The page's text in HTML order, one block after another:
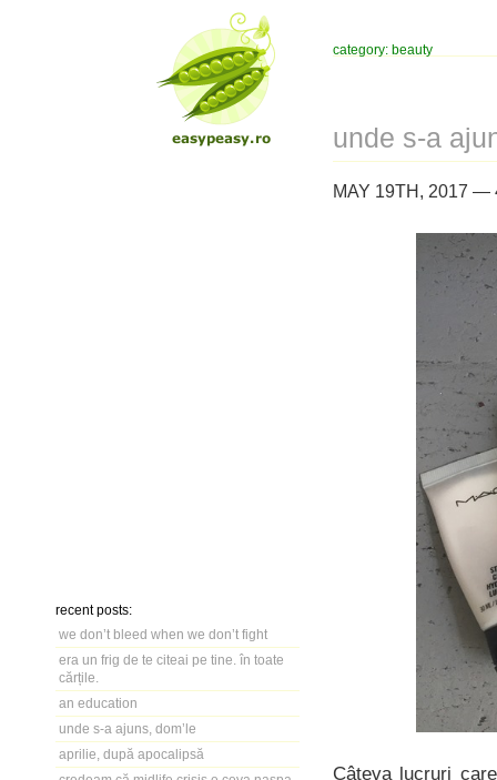
recent posts:
we don’t bleed when we don’t fight
era un frig de te citeai pe tine. în toate
cărțile.
an education
unde s-a ajuns, dom’le
aprilie, după apocalipsă
category: beauty
unde s-a
MAY 19TH, 2017 —
Câteva lucruri